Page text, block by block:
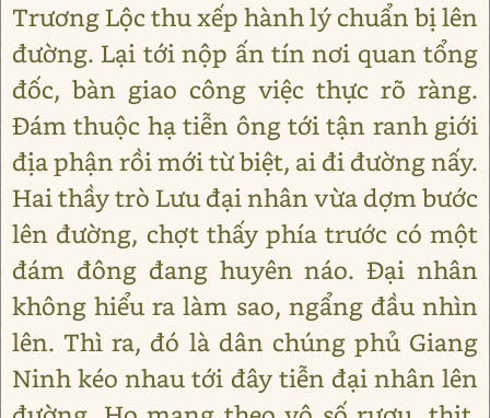
Trương Lộc thu xếp hành lý chuẩn bị lên
đường. Lại tới nộp ấn tín nơi quan tổng
đốc, bàn giao công việc thực rõ ràng.
Đám thuộc hạ tiễn ông tới tận ranh giới
địa phận rồi mới từ biệt, ai đi đường nấy.
Hai thầy trò Lưu đại nhân vừa dợm bước
lên đường, chợt thấy phía trước có một
đám đông đang huyên náo. Đại nhân
không hiểu ra làm sao, ngẩng đầu nhìn
lên. Thì ra, đó là dân chúng phủ Giang
Ninh kéo nhau tới đây tiễn đại nhân lên